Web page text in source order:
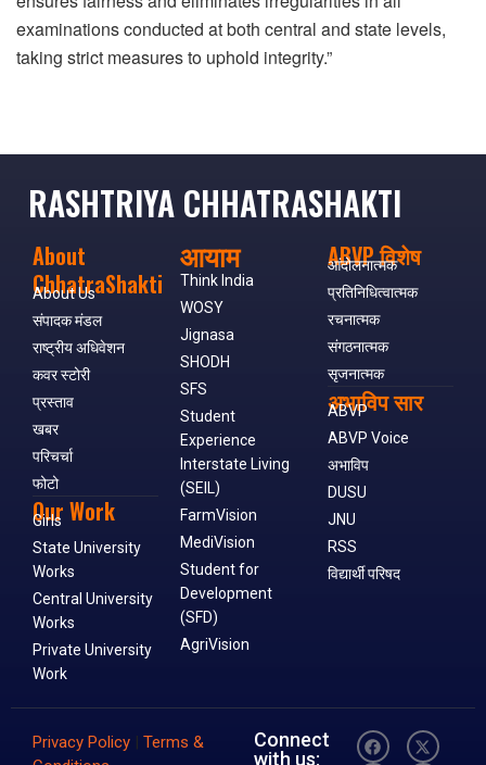
examinations conducted at both central and state levels,
taking strict measures to uphold integrity.”
RASHTRIYA CHHATRASHAKTI
About
ChhatraShakti
About Us
संपादक मंडल
राष्ट्रीय अधिवेशन
कवर स्टोरी
प्रस्ताव
खबर
परिचर्चा
फोटो
Our Work
Girls
State University
Works
Central University
Works
Private University
Work
आयाम
Think India
WOSY
Jignasa
SHODH
SFS
Student
Experience
Interstate Living
(SEIL)
FarmVision
MediVision
Student for
Development
(SFD)
AgriVision
ABVP विशेष
आंदोलनात्मक
प्रतिनिधित्वात्मक
रचनात्मक
संगठनात्मक
सृजनात्मक
अभाविप सार
ABVP
ABVP Voice
अभाविप
DUSU
JNU
RSS
विद्यार्थी परिषद
Privacy Policy | Terms &
Connect
with us: